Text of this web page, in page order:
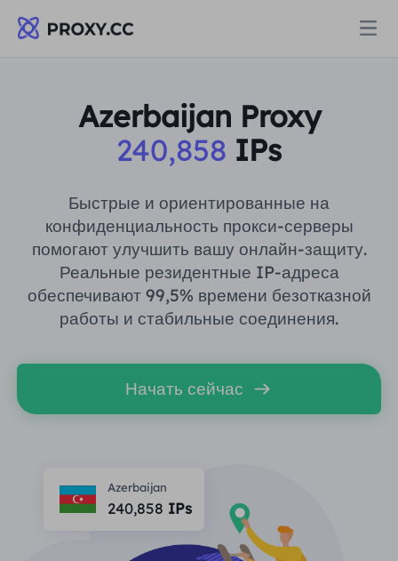
Прокси
ЖИЛЫЕ ПРОКСИ
Статический резидентный прокси
Неограниченный резидентный прокси
ЖИЛЫЕ ПРОКСИ
Резидентный прокси $0.8/ГБ
Статический резидентный прокси
$0.28/IP/День
Неограниченный резидентный прокси
Прокси-провайдер
Data for AI
Решения
Исследование рынка
SEO-мониторинг
ПАРТНЕРЫ
ПОМОЩЬ
Часто задаваемые вопросы
Русский
Azerbaijan Proxy
240,858 IPs
Быстрые и ориентированные на
конфиденциальность прокси-серверы
помогают улучшить вашу онлайн-защиту.
Реальные резидентные IP-адреса
обеспечивают 99,5% времени безотказной
работы и стабильные соединения.
Начать сейчас
Azerbaijan
240,858 IPs